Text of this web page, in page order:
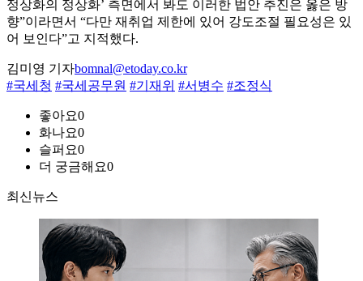
정상화의 정상화’ 측면에서 봐도 이러한 법안 추진은 옳은 방
향”이라면서 “다만 재취업 제한에 있어 강도조절 필요성은 있
어 보인다”고 지적했다.
김미영 기자bomnal@etoday.co.kr
#국세청 #국세공무원 #기재위 #서병수 #조정식
좋아요0
화나요0
슬퍼요0
더 궁금해요0
최신뉴스